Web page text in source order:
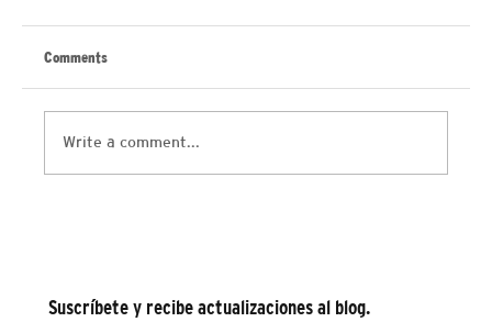
Comments
Write a comment...
Suscríbete y recibe actualizaciones al blog.